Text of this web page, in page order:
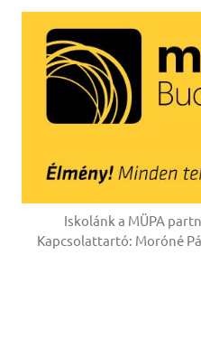
Iskolánk a MÜPA
Kapcsolattartó: Moróné